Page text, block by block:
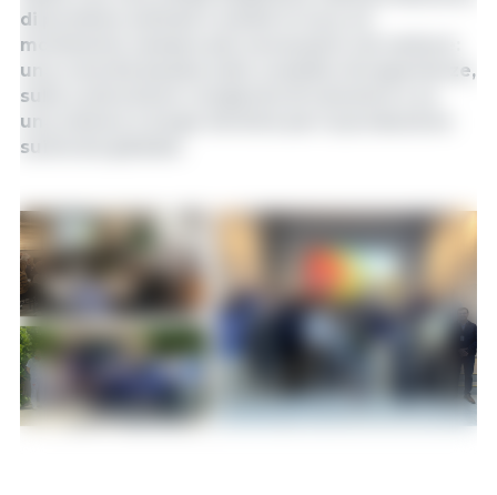
di proteine ​​animali e mette in luce un
movimento sempre più necessario nel settore:
una crescita basata sullo scambio di esperienze,
sulla costruzione congiunta di soluzioni e su
una visione a lungo termine per la produzione
suinicola globale.